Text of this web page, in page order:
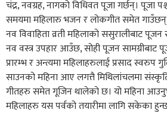
चंद्र, नवग्रह, नागको विधिवत पूजा गर्छन्। पूजा
समयमा महिलारु भजन र लोकगीत समेत
नव विवाहिता व्रती महिलाको ससुरालीबाट
नव वस्त्र उपहार आउँछ, सोही पूजन सामग्रीबाट
प्रारम्भ र अन्त्यमा महिलाहरुलाई प्रसाद स्वरुप
साउनको महिना आए लगत्तै मिथिलांचलमा
गीतहरु समेत गूजिन थालेको छ। यो महिना
महिलाहरु यस पर्वको तयारीमा लागि सकेका